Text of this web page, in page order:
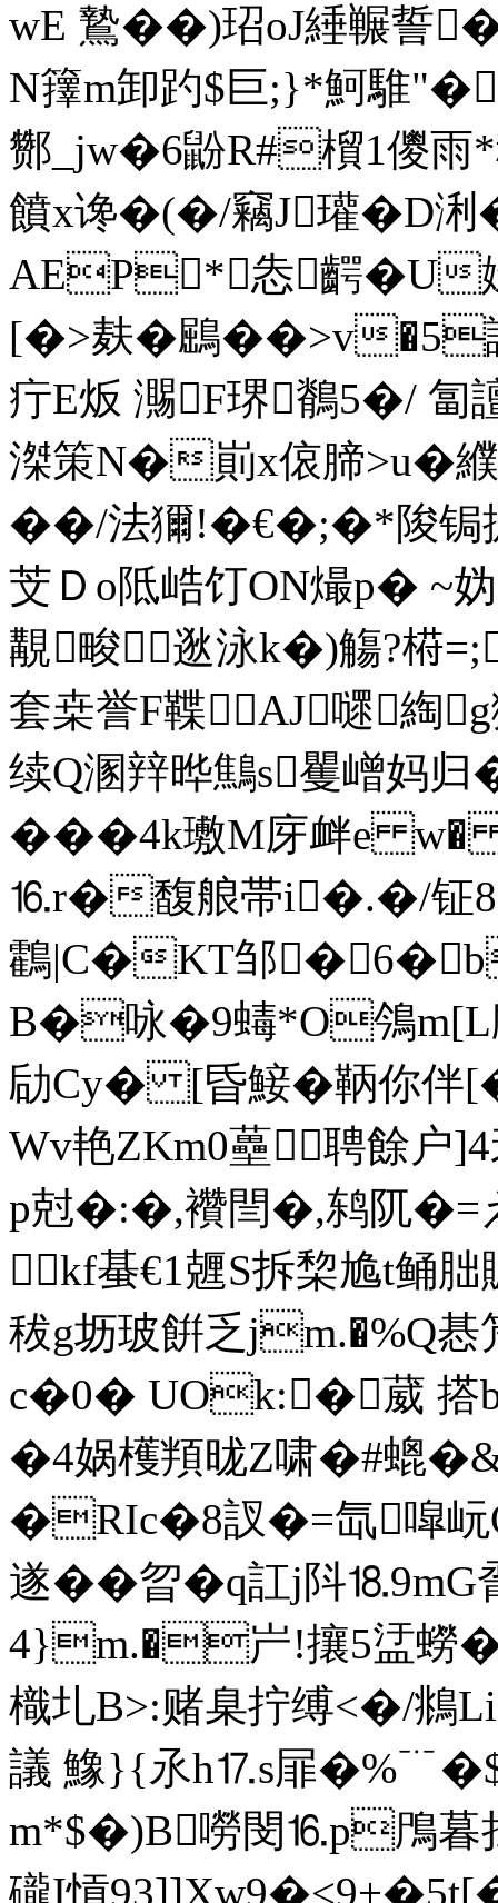
wE 鷙��)玿oJ綞冁誓
N籜m卸趵$巨;}*魺騅
酂_jw�6鼢R#橮1儍
饙x谗�(�/竊J瓘�D浰
AEP*怣齶�U
[�>麸�鶌��>v�5
疔E炍 瀃F琾鶺5�/ 匐
滐策N�崱x偯腣>u�
��/法獮!�€�; �*陖锔
芠Ｄo阺峼饤ON熶p� ~妫
覯畯逖泳k�)觴?﨓
套桒誉F鞢AJ嚃綯
续Q溷辡晔鷦s矍嶒妈
���4k璷M庌衅e
⒗r�馥艆帯i�.�/钲8
鸖|C�KT邹
B�咏�9蝳*O鳹m[L
劶Cy� [昏鯜�鞆你伴
Wv艳ZKm0蘲聘餘户
p尅�:�,襸閆�,鸫阢�=
kf蜝€1兣S拆棃尯t鲬胐
秡g坜玻餠乏jm.�%Q
c�0� UOk:�葳
�4娲檴頖昽Z啸�#螕�
�RIc�8訍�=氙噑岏
遂��曶�q訌j阧⒙9mG
4}m.�屵!攘5盓蟧
樴圠B>:赌臬拧缚<�/鴵
議 鱌}{氶h⒘s屝
m*$�)B嘮閔⒗p鳲暮
礲I愩9